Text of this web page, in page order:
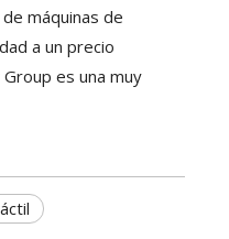
máquinas de
a un precio
es una muy